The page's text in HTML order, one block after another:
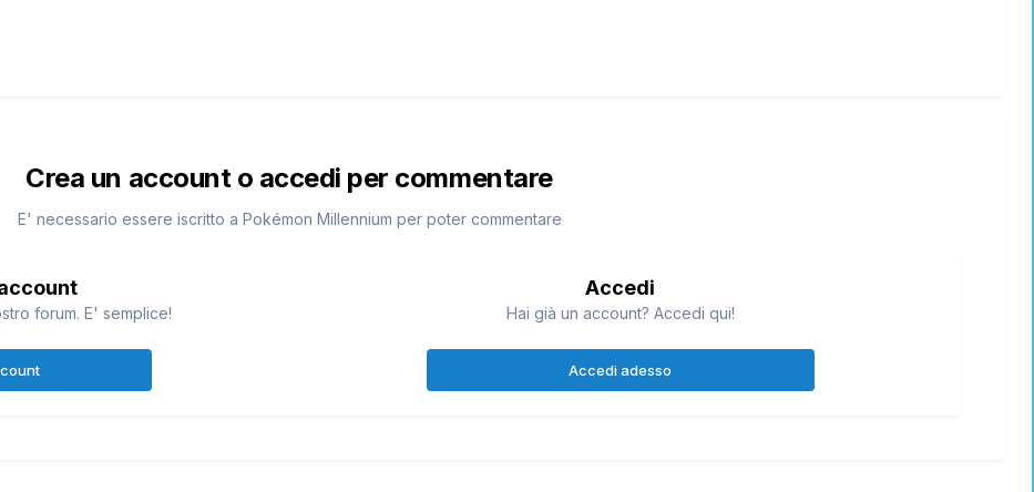
Crea un account o accedi per commentare
E' necessario essere iscritto a Pokémon Millennium per poter commentare
forum. E' semplice!
Accedi
Hai già un account? Accedi qui!
Accedi adesso